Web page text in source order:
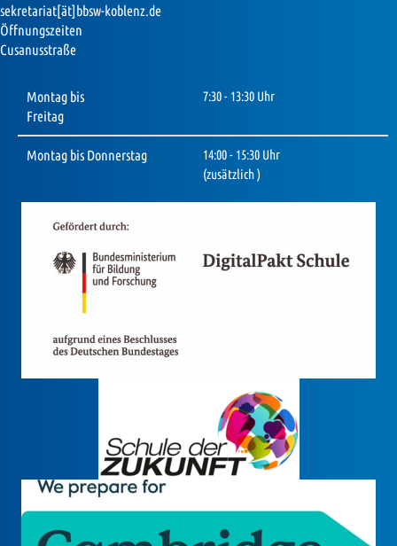
sekretariat[ät]bbsw-koblenz.de
Öffnungszeiten
Cusanusstraße
Montag bis
Freitag
7:30 - 13:30 Uhr
Montag bis Donnerstag
14:00 - 15:30 Uhr
(zusätzlich )